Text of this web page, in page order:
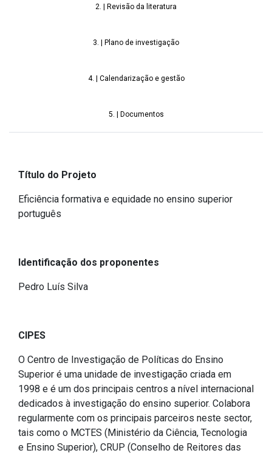
2. | Revisão da literatura
3. | Plano de investigação
4. | Calendarização e gestão
5. | Documentos
Título do Projeto
Eficiência formativa e equidade no ensino superior
português
Identificação dos proponentes
Pedro Luís Silva
CIPES
O Centro de Investigação de Políticas do Ensino
Superior é uma unidade de investigação criada em
1998 e é um dos principais centros a nível internacional
dedicados à investigação do ensino superior. Colabora
regularmente com os principais parceiros neste sector,
tais como o MCTES (Ministério da Ciência, Tecnologia
e Ensino Superior), CRUP (Conselho de Reitores das